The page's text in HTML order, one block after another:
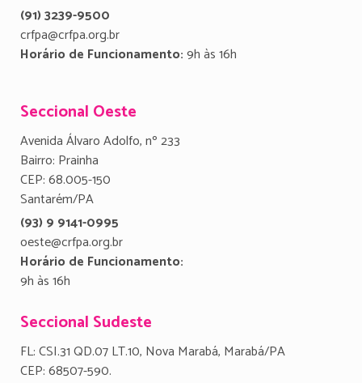
(91) 3239-9500
crfpa@crfpa.org.br
Horário de Funcionamento:9h às 16h
Seccional Oeste
Avenida Álvaro Adolfo, nº 233
Bairro: Prainha
CEP: 68.005-150
Santarém/PA
(93) 9 9141-0995
oeste@crfpa.org.br
Horário de Funcionamento:
9h às 16h
Seccional Sudeste
FL: CSI.31 QD.07 LT.10, Nova Marabá, Marabá/PA
CEP: 68507-590.